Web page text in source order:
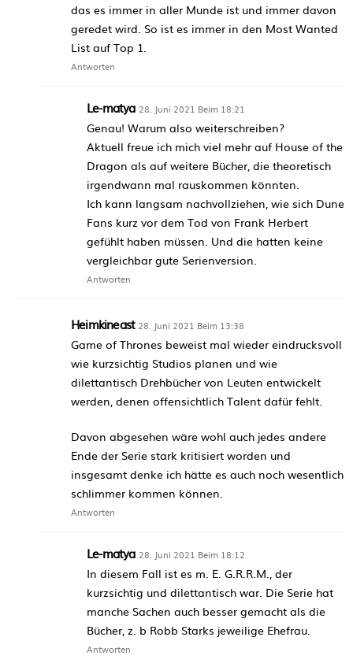
das es immer in aller Munde ist und immer davon
geredet wird. So ist es immer in den Most Wanted
List auf Top 1.
Antworten
Le-matya 28. Juni 2021 Beim 18:21
Genau! Warum also weiterschreiben?
Aktuell freue ich mich viel mehr auf House of the
Dragon als auf weitere Bücher, die theoretisch
irgendwann mal rauskommen könnten.
Ich kann langsam nachvollziehen, wie sich Dune
Fans kurz vor dem Tod von Frank Herbert
gefühlt haben müssen. Und die hatten keine
vergleichbar gute Serienversion.
Antworten
Heimkineast 28. Juni 2021 Beim 13:38
Game of Thrones beweist mal wieder eindrucksvoll
wie kurzsichtig Studios planen und wie
dilettantisch Drehbücher von Leuten entwickelt
werden, denen offensichtlich Talent dafür fehlt.
Davon abgesehen wäre wohl auch jedes andere
Ende der Serie stark kritisiert worden und
insgesamt denke ich hätte es auch noch wesentlich
schlimmer kommen können.
Antworten
Le-matya 28. Juni 2021 Beim 18:12
In diesem Fall ist es m. E. G.R.R.M., der
kurzsichtig und dilettantisch war. Die Serie hat
manche Sachen auch besser gemacht als die
Bücher, z. b Robb Starks jeweilige Ehefrau.
Antworten